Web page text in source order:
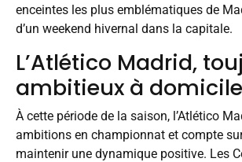
enceintes les plus emblématiques de
d’un weekend hivernal dans la capitale.
L’Atlético Madrid,
ambitieux à domicile
À cette période de la saison, l’Atlético
ambitions en championnat et compte
maintenir une dynamique positive. Les